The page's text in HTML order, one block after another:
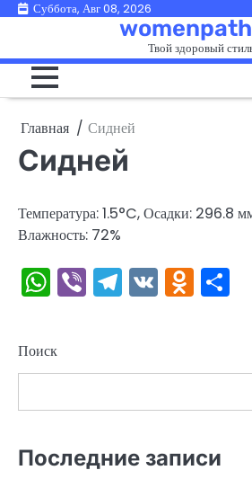
ПерейтиСуббота, Авг 08, 2026
Твой здоровый
Главная Сидней
Сидней
Температура: 1.5°C, Осадки: 296.8
Влажность: 72%
WhatsApp
ViberTelegram
VK
Поиск
Последние записи